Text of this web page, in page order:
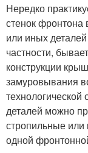
Нередко
стенок фронтона
или иных
частности,
конструкции
замуровывания
технологической
деталей можно
стропильные
одной